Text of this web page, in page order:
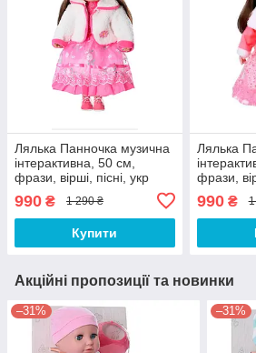
Лялька Панночка музична
інтерактивна, 50 см,
фрази, вірші, пісні, укр
990 ₴ 1 290 ₴
Купити
Лялька
фрази,
990₴
Акційні пропозиції та новинки
–31% –31%